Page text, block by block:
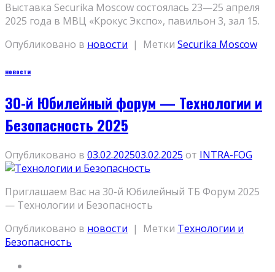
Выставка Securika Moscow состоялась 23—25 апреля
2025 года в МВЦ «Крокус Экспо», павильон 3, зал 15.
Опубликовано в новости | Метки Securika Moscow
новости
30-й Юбилейный форум — Технологии и
Безопасность 2025
Опубликовано в 03.02.202503.02.2025 от INTRA-FOG
Приглашаем Вас на 30-й Юбилейный ТБ Форум 2025
— Технологии и Безопасность
Опубликовано в новости | Метки Технологии и
Безопасность